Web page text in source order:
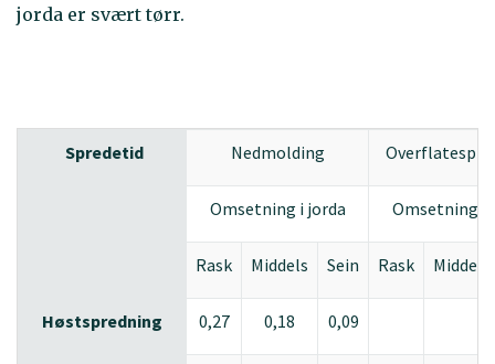
jorda er svært tørr.
Spredetid Nedmolding
Omsetning i jorda Omsetning i
Rask Middels Sein Rask Middels
Høstspredning 0,27 0,18 0,09